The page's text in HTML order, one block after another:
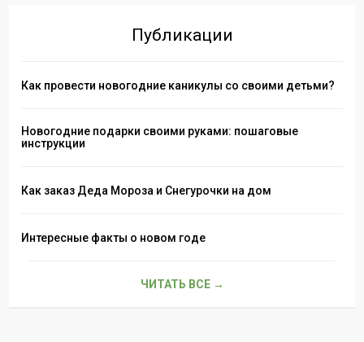
Публикации
Как провести новогодние каникулы со своими детьми?
Новогодние подарки своими руками: пошаговые
инструкции
Как заказ Деда Мороза и Снегурочки на дом
Интересные факты о новом годе
ЧИТАТЬ ВСЕ →